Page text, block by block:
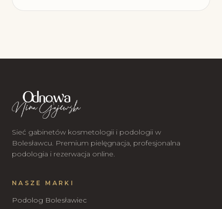
Sieć gabinetów kosmetologii i podologii w
Bolesławcu. Premium pielęgnacja, profesjonalna
podologia i rezerwacja online.
NASZE MARKI
Podolog Bolesławiec